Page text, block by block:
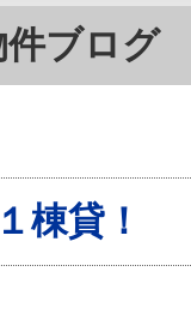
ブログ
棟貸！